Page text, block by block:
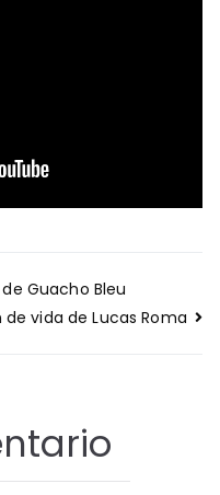
Guacho Bleu
de vida de Lucas Roma